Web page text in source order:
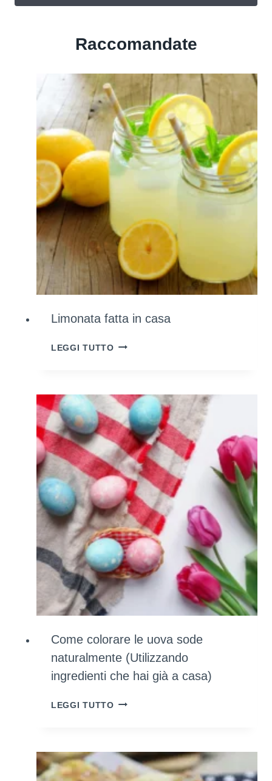
Raccomandate
Limonata fatta in casa
LEGGI TUTTOLIMONATA
Come colorare le uova sode
naturalmente (Utilizzando
ingredienti che hai già a casa)
LEGGI TUTTOCOME
SODE
NATURALMENTE